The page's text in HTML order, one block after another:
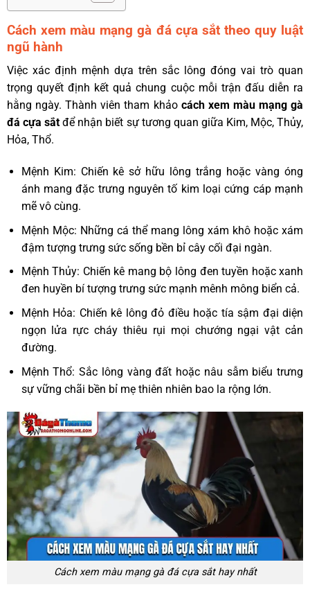
Cách xem màu mạng gà đá cựa sắt theo quy luật
ngũ hành
Việc xác định mệnh dựa trên sắc lông đóng vai trò quan
trọng quyết định kết quả chung cuộc mỗi trận đấu diễn ra
hằng ngày. Thành viên tham khảo cách xem màu mạng gà
đá cựa sắt để nhận biết sự tương quan giữa Kim, Mộc, Thủy,
Hỏa, Thổ.
Mệnh Kim: Chiến kê sở hữu lông trắng hoặc vàng óng
ánh mang đặc trưng nguyên tố kim loại cứng cáp mạnh
mẽ vô cùng.
Mệnh Mộc: Những cá thể mang lông xám khô hoặc xám
đậm tượng trưng sức sống bền bỉ cây cối đại ngàn.
Mệnh Thủy: Chiến kê mang bộ lông đen tuyền hoặc xanh
đen huyền bí tượng trưng sức mạnh mênh mông biển cả.
Mệnh Hỏa: Chiến kê lông đỏ điều hoặc tía sậm đại diện
ngọn lửa rực cháy thiêu rụi mọi chướng ngại vật cản
đường.
Mệnh Thổ: Sắc lông vàng đất hoặc nâu sẫm biểu trưng
sự vững chãi bền bỉ mẹ thiên nhiên bao la rộng lớn.
Cách xem màu mạng gà đá cựa sắt hay nhất